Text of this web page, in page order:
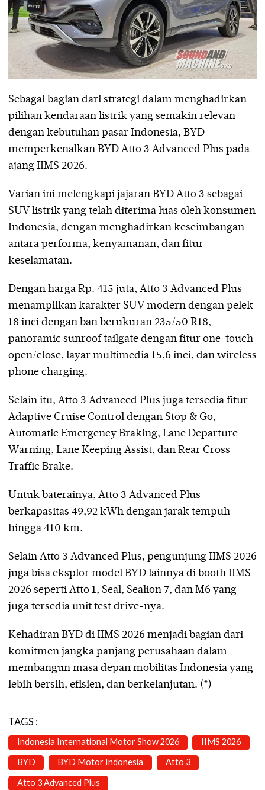
Sebagai bagian dari strategi dalam menghadirkan
pilihan kendaraan listrik yang semakin relevan
dengan kebutuhan pasar Indonesia, BYD
memperkenalkan BYD Atto 3 Advanced Plus pada
ajang IIMS 2026.
Varian ini melengkapi jajaran BYD Atto 3 sebagai
SUV listrik yang telah diterima luas oleh konsumen
Indonesia, dengan menghadirkan keseimbangan
antara performa, kenyamanan, dan fitur
keselamatan.
Dengan harga Rp. 415 juta, Atto 3 Advanced Plus
menampilkan karakter SUV modern dengan pelek
18 inci dengan ban berukuran 235/50 R18,
panoramic sunroof tailgate dengan fitur one-touch
open/close, layar multimedia 15,6 inci, dan wireless
phone charging.
Selain itu, Atto 3 Advanced Plus juga tersedia fitur
Adaptive Cruise Control dengan Stop & Go,
Automatic Emergency Braking, Lane Departure
Warning, Lane Keeping Assist, dan Rear Cross
Traffic Brake.
Untuk baterainya, Atto 3 Advanced Plus
berkapasitas 49,92 kWh dengan jarak tempuh
hingga 410 km.
Selain Atto 3 Advanced Plus, pengunjung IIMS 2026
juga bisa eksplor model BYD lainnya di booth IIMS
2026 seperti Atto 1, Seal, Sealion 7, dan M6 yang
juga tersedia unit test drive-nya.
Kehadiran BYD di IIMS 2026 menjadi bagian dari
komitmen jangka panjang perusahaan dalam
membangun masa depan mobilitas Indonesia yang
lebih bersih, efisien, dan berkelanjutan. (*)
TAGS :
Indonesia International Motor Show 2026 IIMS 2026
BYD BYD Motor Indonesia Atto 3
Atto 3 Advanced Plus